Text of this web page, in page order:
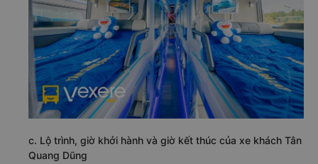
c. Lộ trình, giờ khởi hành và giờ kết thúc của xe khách Tân
Quang Dũng